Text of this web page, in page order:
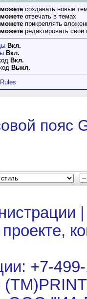
создавать новые
отвечать в темах
прикреплять
редактировать
Вкл.
Вкл.
Вкл.
Выкл.
пояс
+7-